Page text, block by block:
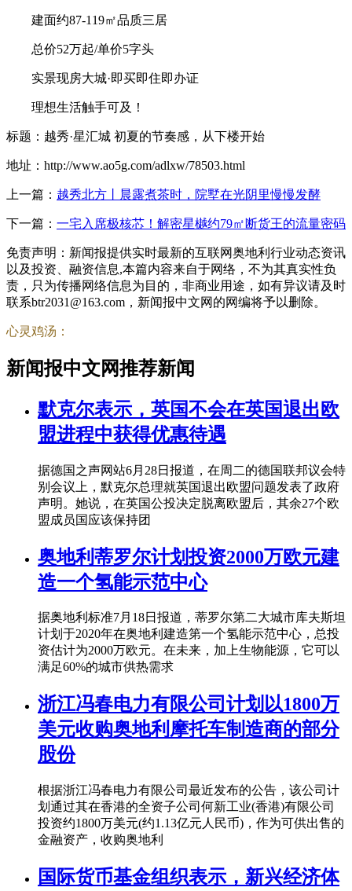
建面约87-119㎡品质三居
总价52万起/单价5字头
实景现房大城·即买即住即办证
理想生活触手可及！
标题：越秀·星汇城 初夏的节奏感，从下楼开始
地址：http://www.ao5g.com/adlxw/78503.html
上一篇： 越秀北方丨晨露煮茶时，院墅在光阴里慢慢发酵
下一篇： 一宅入席极核芯！解密星樾约79㎡断货王的流量密码
免责声明：新闻报提供实时最新的互联网奥地利行业动态资讯
以及投资、融资信息,本篇内容来自于网络，不为其真实性负
责，只为传播网络信息为目的，非商业用途，如有异议请及时
联系btr2031@163.com，新闻报中文网的网编将予以删除。
心灵鸡汤：
新闻报中文网推荐新闻
默克尔表示，英国不会在英国退出欧
盟进程中获得优惠待遇
据德国之声网站6月28日报道，在周二的德国联邦议会特
别会议上，默克尔总理就英国退出欧盟问题发表了政府
声明。她说，在英国公投决定脱离欧盟后，其余27个欧
盟成员国应该保持团
奥地利蒂罗尔计划投资2000万欧元建
造一个氢能示范中心
据奥地利标准7月18日报道，蒂罗尔第二大城市库夫斯坦
计划于2020年在奥地利建造第一个氢能示范中心，总投
资估计为2000万欧元。在未来，加上生物能源，它可以
满足60%的城市供热需求
浙江冯春电力有限公司计划以1800万
美元收购奥地利摩托车制造商的部分
股份
根据浙江冯春电力有限公司最近发布的公告，该公司计
划通过其在香港的全资子公司何新工业(香港)有限公司
投资约1800万美元(约1.13亿元人民币)，作为可供出售的
金融资产，收购奥地利
国际货币基金组织表示，新兴经济体